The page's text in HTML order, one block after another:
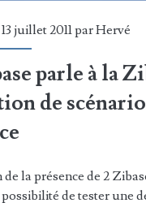
juillet 2011 parHervé
parle à la
de
de la présence de 2
de tester une